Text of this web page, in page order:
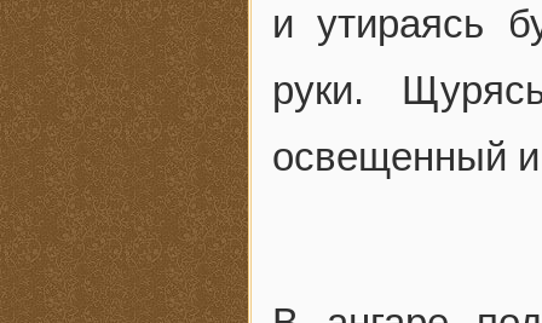
и утираясь
руки.
освещенный